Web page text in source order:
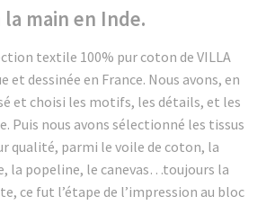
main en Inde.
textile 100% pur coton de VILLA
et dessinée en France. Nous avons, en
et choisi les motifs, les détails, et les
Puis nous avons sélectionné les tissus
qualité, parmi le voile de coton, la
la popeline, le canevas…toujours la
ce fut l’étape de l’impression au bloc